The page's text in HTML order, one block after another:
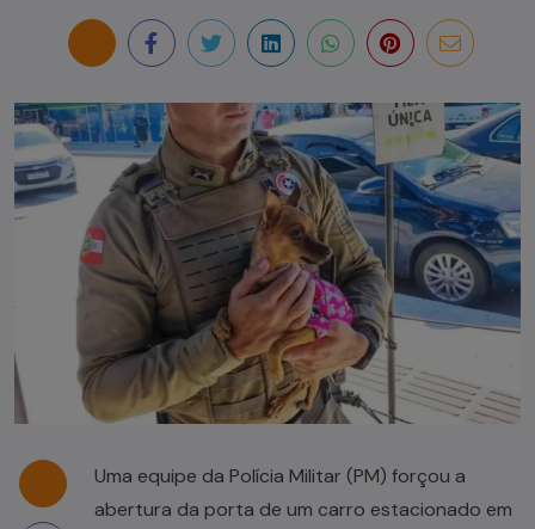
Uma equipe da Polícia Militar (PM) forçou a
abertura da porta de um carro estacionado em